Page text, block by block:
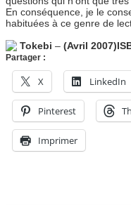
En conséquence, je le
habituées à ce genre de
Tokebi – (Avril 2007)
Partager :
X LinkedIn
Pinterest
Imprimer